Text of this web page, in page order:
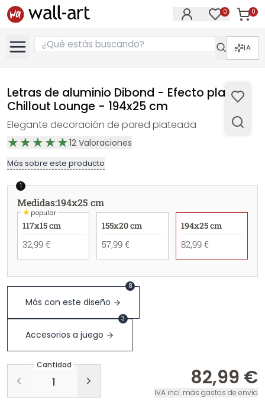
0 0
IA
Letras de aluminio Dibond - Efecto plata -
Chillout Lounge - 194x25 cm
Elegante decoración de pared plateada
12 Valoraciones
Más sobre este producto
1
Medidas:194x25 cm
★popular
117x15 cm
32,99 €
155x20 cm
57,99 €
194x25 cm
82,99 €
Más con este diseño
8
Accesorios a juego
3
Cantidad
82,99 €
IVA incl. más gastos de envío